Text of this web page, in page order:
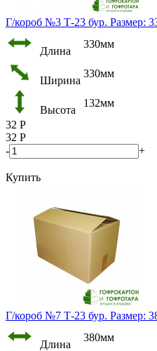
Г/короб №3 Т-23 бур. Размер:
Длина
330мм
Ширина
330мм
Высота
132мм
32 Р
32 Р
-
+
Купить
Г/короб №7 Т-23 бур. Размер:
Длина
380мм